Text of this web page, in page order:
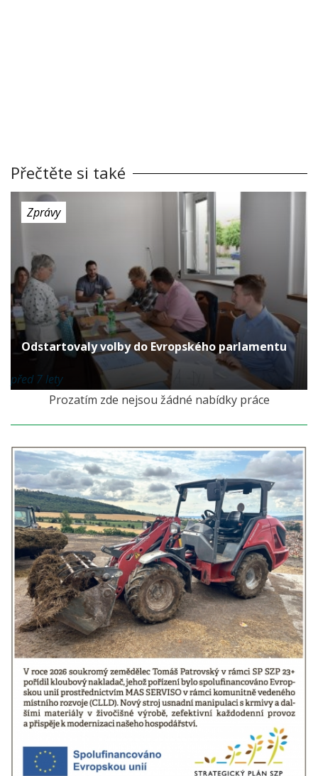
Přečtěte si také
Zprávy
Odstartovaly volby do Evropského parlamentu
před 7 lety
Prozatím zde nejsou žádné nabídky práce